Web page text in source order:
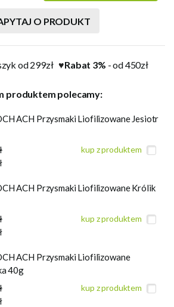
O PRODUKT
od 299zł♥Rabat 3% - od 450zł
produktem polecamy:
ACH Przysmaki Liofilizowane Jesiotr
kup z produktem
ACH Przysmaki Liofilizowane Królik
kup z produktem
ACH Przysmaki Liofilizowane
40g
kup z produktem